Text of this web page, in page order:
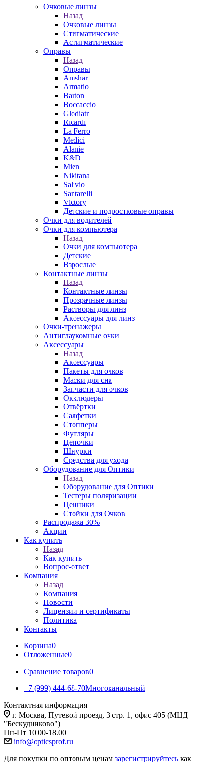
Очковые линзы
Назад
Очковые линзы
Стигматические
Астигматические
Оправы
Назад
Оправы
Amshar
Armatio
Barton
Boccaccio
Glodiatr
Ricardi
La Ferro
Medici
Alanie
K&D
Mien
Nikitana
Salivio
Santarelli
Victory
Детские и подростковые оправы
Очки для водителей
Очки для компьютера
Назад
Очки для компьютера
Детские
Взрослые
Контактные линзы
Назад
Контактные линзы
Прозрачные линзы
Растворы для линз
Аксессуары для линз
Очки-тренажеры
Антиглаукомные очки
Аксессуары
Назад
Аксессуары
Пакеты для очков
Маски для сна
Запчасти для очков
Окклюдеры
Отвёртки
Салфетки
Стопперы
Футляры
Цепочки
Шнурки
Средства для ухода
Оборудование для Оптики
Назад
Оборудование для Оптики
Тестеры поляризации
Ценники
Стойки для Очков
Распродажа 30%
Акции
Как купить
Назад
Как купить
Вопрос-ответ
Компания
Назад
Компания
Новости
Лицензии и сертификаты
Политика
Контакты
Корзина0
Отложенные0
Сравнение товаров0
+7 (999) 444-68-70Многоканальный
Контактная информация
г. Москва, Путевой проезд, 3 стр. 1, офис 405 (МЦД
"Бескудниково")
Пн-Пт 10.00-18.00
info@opticsprof.ru
Для покупки по оптовым ценам зарегистрируйтесь как